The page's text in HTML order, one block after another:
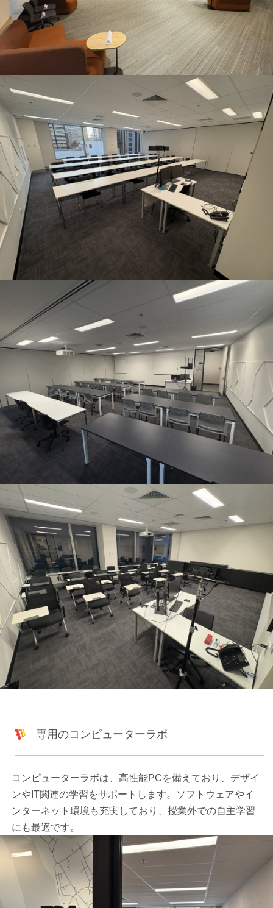
専用のコンピューターラボ
コンピューターラボは、高性能PCを備えており、デザイ
ンやIT関連の学習をサポートします。ソフトウェアやイ
ンターネット環境も充実しており、授業外での自主学習
にも最適です。